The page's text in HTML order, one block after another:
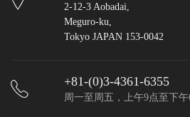
2-12-3 Aobadai,
Meguro-ku,
Tokyo JAPAN 153-0042
+81-(0)3-4361-6355
周一至周五，上午9点至下午